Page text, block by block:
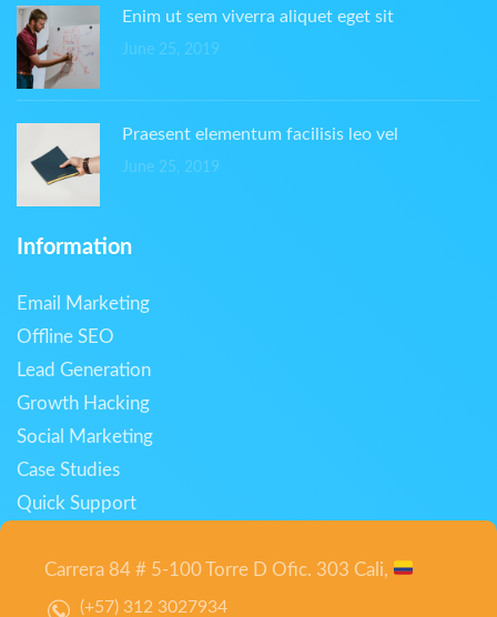
Enim ut sem viverra aliquet eget sit
June 25, 2019
Praesent elementum facilisis leo vel
June 25, 2019
Information
Email Marketing
Offline SEO
Lead Generation
Growth Hacking
Social Marketing
Case Studies
Quick Support
Carrera 84 # 5-100 Torre D Ofic. 303 Cali,
(+57) 312 3027934